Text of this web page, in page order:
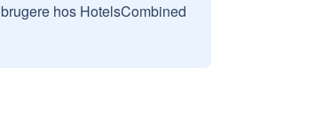
hos HotelsCombined